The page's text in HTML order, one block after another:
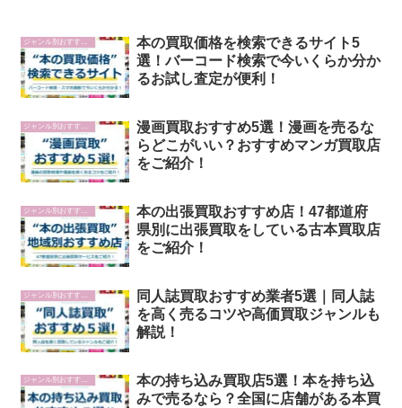
ジャンル別おすすめ本買取店
本の買取価格を検索できるサイト5
選！バーコード検索で今いくらか分か
るお試し査定が便利！
ジャンル別おすすめ本買取店
漫画買取おすすめ5選！漫画を売るな
らどこがいい？おすすめマンガ買取店
をご紹介！
ジャンル別おすすめ本買取店
本の出張買取おすすめ店！47都道府
県別に出張買取をしている古本買取店
をご紹介！
ジャンル別おすすめ本買取店
同人誌買取おすすめ業者5選｜同人誌
を高く売るコツや高価買取ジャンルも
解説！
ジャンル別おすすめ本買取店
本の持ち込み買取店5選！本を持ち込
みで売るなら？全国に店舗がある本買